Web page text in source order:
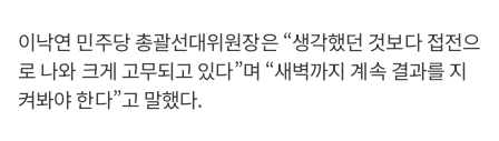
이낙연 민주당 총괄선대위원장은 “생각했던 것보다 접전으
로 나와 크게 고무되고 있다”며 “새벽까지 계속 결과를 지
켜봐야 한다”고 말했다.